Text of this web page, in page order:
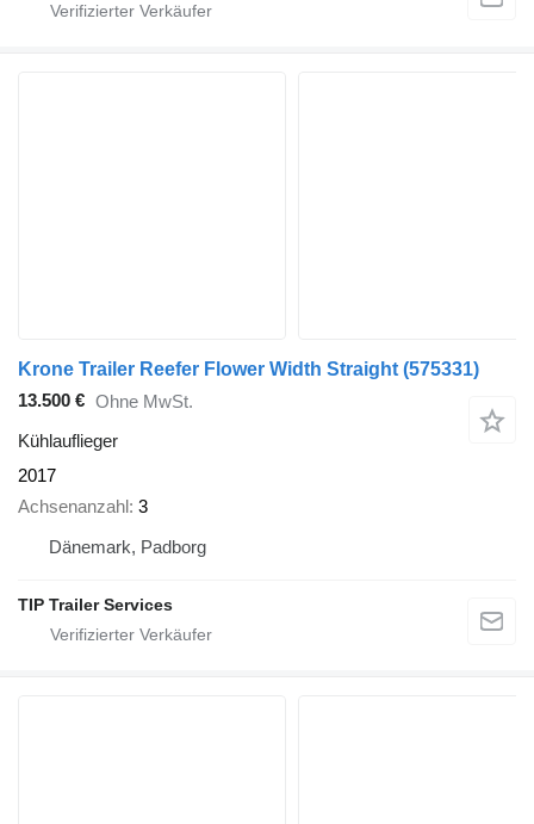
Krone Trailer Reefer Flower Width Straight (575331)
13.500 € Ohne MwSt.
Kühlauflieger
2017
Achsenanzahl 3
Dänemark, Padborg
TIP Trailer Services